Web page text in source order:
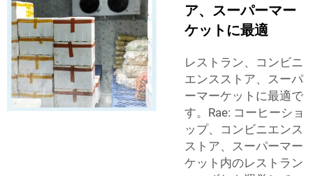
ア、スーパーマー
ケットに最適
レストラン、コンビニ
エンスストア、スーパ
ーマーケットに最適で
す。Rae: コーヒーショ
ップ、コンビニエンス
ストア、スーパーマー
ケット内のレストラン